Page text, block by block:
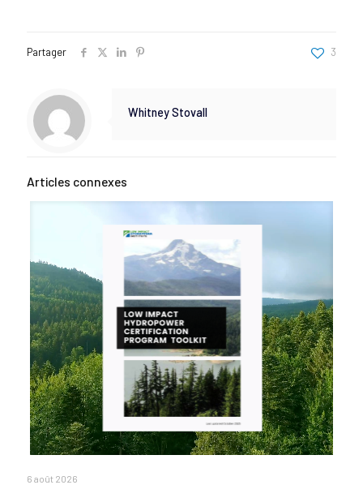
Partager 3
Whitney Stovall
Articles connexes
6 août 2026